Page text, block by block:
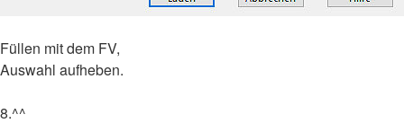
Füllen mit dem FV,
Auswahl aufheben.
8.^^